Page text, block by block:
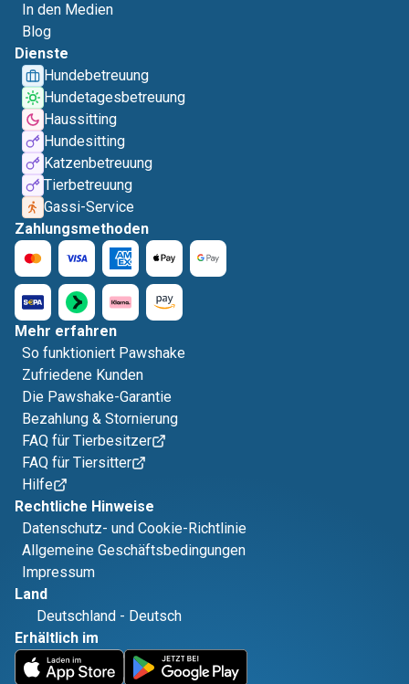
In den Medien
Blog
Dienste
Hundebetreuung
Hundetagesbetreuung
Haussitting
Hundesitting
Katzenbetreuung
Tierbetreuung
Gassi-Service
Zahlungsmethoden
Mehr erfahren
So funktioniert Pawshake
Zufriedene Kunden
Die Pawshake-Garantie
Bezahlung & Stornierung
FAQ für Tierbesitzer
FAQ für Tiersitter
Hilfe
Rechtliche Hinweise
Datenschutz- und Cookie-Richtlinie
Allgemeine Geschäftsbedingungen
Impressum
Land
Deutschland - Deutsch
Erhältlich im